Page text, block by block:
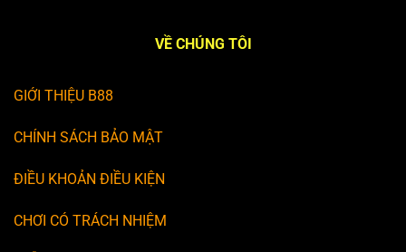
VỀ CHÚNG TÔI
GIỚI THIỆU B88
CHÍNH SÁCH BẢO MẬT
ĐIỀU KHOẢN ĐIỀU KIỆN
CHƠI CÓ TRÁCH NHIỆM